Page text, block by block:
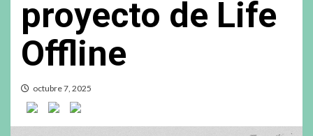
proyecto de Life
Offline
octubre 7, 2025